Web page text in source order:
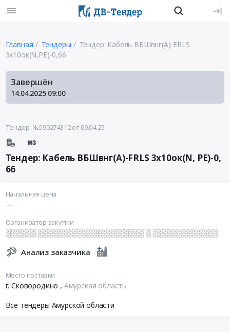
Главная Тендеры
Тендер: Кабель ВБШвнг(A)-FRLS
3х10ок(N,PE)-0,66
Завершён
14.04.2025 09:00
Тендер №590274312от 09.04.25
Тендер: Кабель ВБШвнг(A)-FRLS 3х10ок(N, PE)-0,
66
Начальная цена
—
Организатор закупки
░░░░░░ ░░░░░░░░░░░░░░░░░░░░░ ░ ░░░░░░░░░░░░░
Анализ заказчика
Место поставки
г. Сковородино , Амурская область
Все тендеры Амурской области